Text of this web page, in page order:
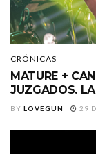
CRÓNICAS
MATURE +
JUZGADOS.
BY LOVEGUN 29